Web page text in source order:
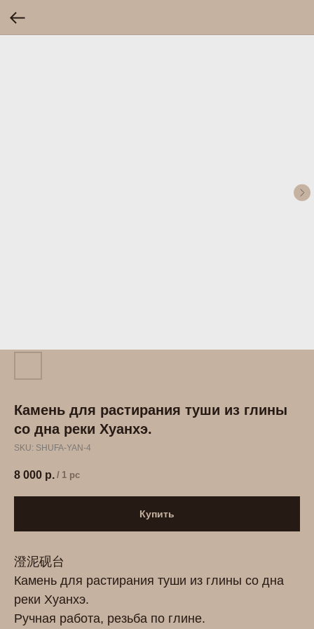
Камень для растирания туши из глины
со дна реки Хуанхэ.
SKU: SHUFA-YAN-4
8 000 р. / 1 pc
Купить
澄泥砚台
Камень для растирания туши из глины со дна
реки Хуанхэ.
Ручная работа, резьба по глине.